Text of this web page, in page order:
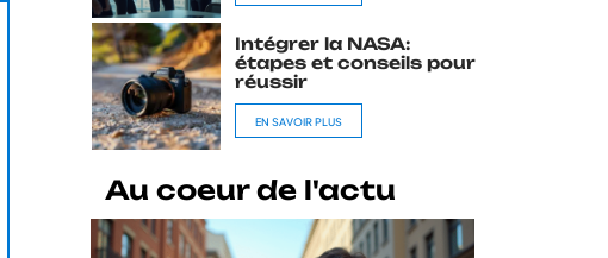
Intégrer la NASA:
étapes et conseils pour
réussir
EN SAVOIR PLUS
Au coeur de l'actu